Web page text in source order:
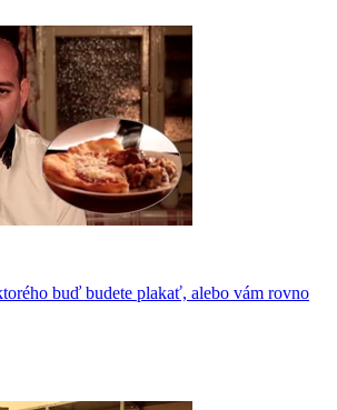
buď budete plakať, alebo vám rovno